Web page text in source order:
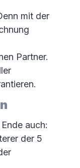
mit der
Partner.
auch:
der 5